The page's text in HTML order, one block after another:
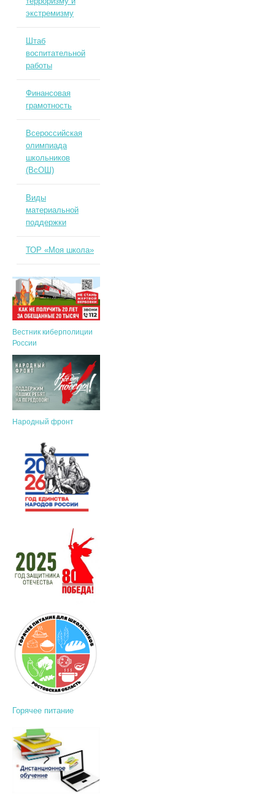
экстремизму
Штаб
воспитательной
работы
Финансовая
грамотность
Всероссийская
олимпиада
школьников
(ВсОШ)
Виды
материальной
поддержки
ТОР «Моя школа»
Вестник киберполиции
России
Народный фронт
Горячее питание